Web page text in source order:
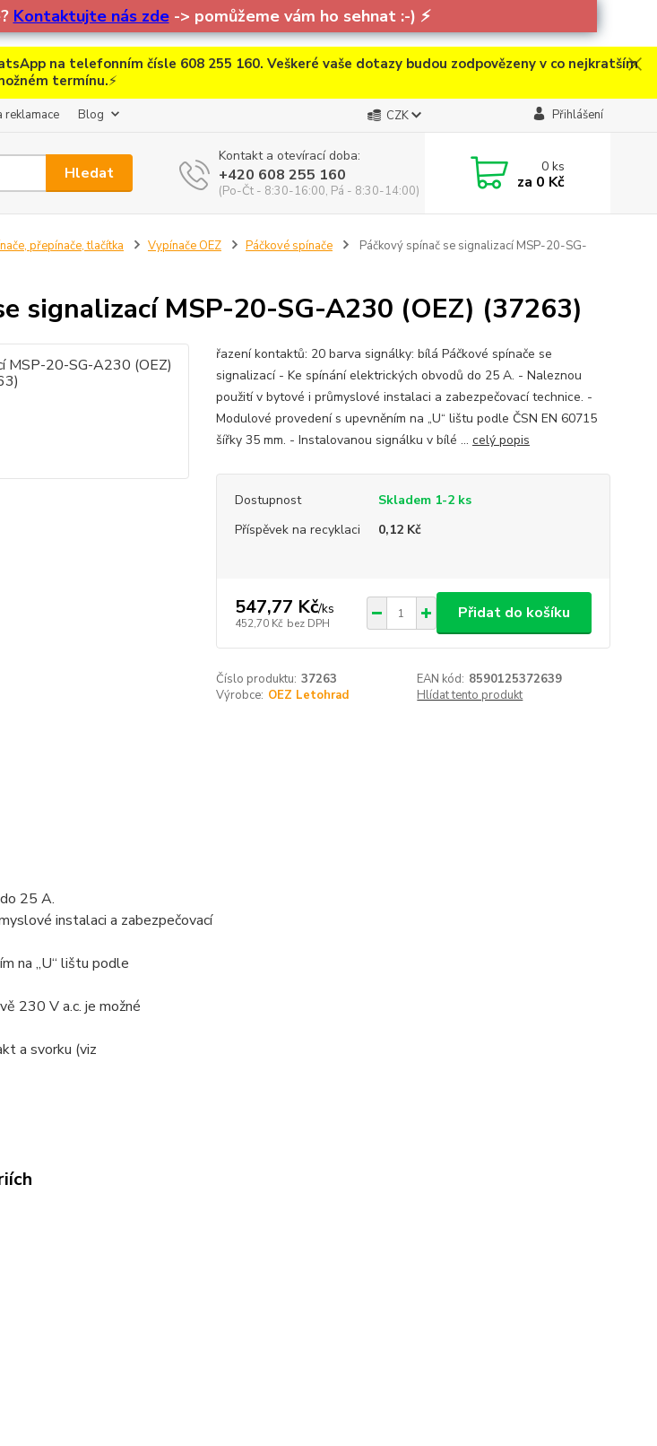
Kontaktujte nás zde-> pomůžeme vám ho sehnat :-) ⚡
na telefonním čísle 608 255 160. Veškeré vaše dotazy budou zodpovězeny v co nejkratším
termínu.⚡
reklamace Blog CZK Přihlášení
Hledat
Kontakt a otevírací doba:
+420 608 255 160
(Po-Čt - 8:30-16:00, Pá - 8:30-14:00)
0ks
za 0 Kč
přepínače, tlačítka Vypínače OEZ Páčkové spínače
Páčkový spínač se signalizací MSP-20-SG-
signalizací MSP-20-SG-A230 (OEZ) (37263)
řazení kontaktů: 20 barva signálky: bílá Páčkové spínače se
signalizací - Ke spínání elektrických obvodů do 25 A. - Naleznou
použití v bytové i průmyslové instalaci a zabezpečovací technice. -
Modulové provedení s upevněním na „U“ lištu podle ČSN EN 60715
šířky 35 mm. - Instalovanou signálku v bílé ... celý popis
Dostupnost
Skladem 1-2 ks
Příspěvek na recyklaci
0,12 Kč
547,77 Kč/ks
452,70 Kč bez DPH
Přidat do košíku
Číslo produktu: 37263 EAN kód: 8590125372639
Výrobce: OEZ Letohrad Hlídat tento produkt
25 A.
instalaci a zabezpečovací
na „U“ lištu podle
230 V a.c. je možné
a svorku (viz